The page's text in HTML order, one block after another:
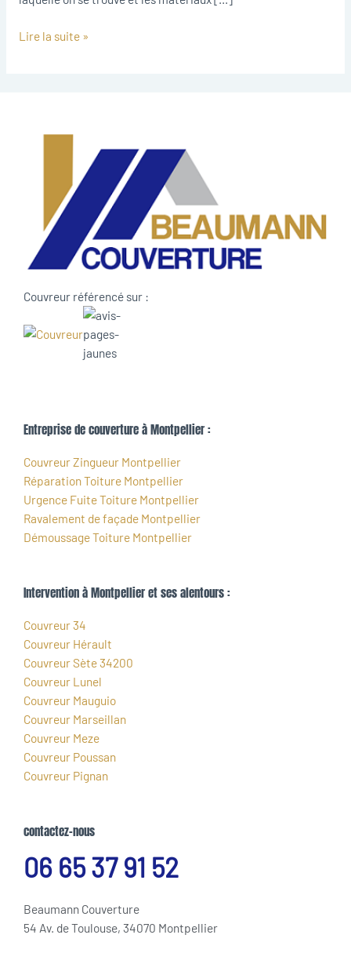
Lire la suite »
Couvreur référencé sur :
Entreprise de couverture à Montpellier :
Couvreur Zingueur Montpellier
Réparation Toiture Montpellier
Urgence Fuite Toiture Montpellier
Ravalement de façade Montpellier
Démoussage Toiture Montpellier
Intervention à Montpellier et ses alentours :
Couvreur 34
Couvreur Hérault
Couvreur Sète 34200
Couvreur Lunel
Couvreur Mauguio
Couvreur Marseillan
Couvreur Meze
Couvreur Poussan
Couvreur Pignan
contactez-nous
06 65 37 91 52
Beaumann Couverture
54 Av. de Toulouse, 34070 Montpellier